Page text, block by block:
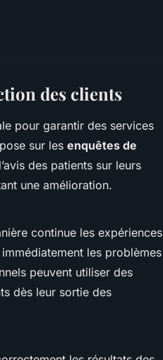
des clients
pour garantir des services
sur les enquêtes de
des patients sur leurs
une amélioration.
continue les expériences
les problèmes
peuvent utiliser des
dès leur sortie des